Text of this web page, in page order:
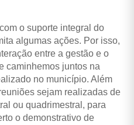
o suporte integral do
algumas ações. Por isso,
entre a gestão e o
caminhemos juntos na
no município. Além
sejam realizadas de
ou quadrimestral, para
o demonstrativo de